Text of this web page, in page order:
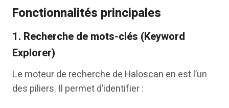
Fonctionnalités principales
1. Recherche de mots-clés (Keyword
Explorer)
Le moteur de recherche de Haloscan en est l’un
des piliers. Il permet d’identifier :